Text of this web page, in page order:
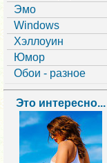
Эмо
Windows
Хэллоуин
Юмор
Обои - разное
Это интересно...